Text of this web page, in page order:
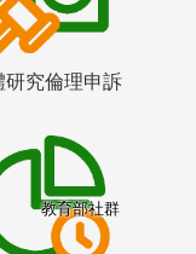
研究倫理申訴
教育部社群